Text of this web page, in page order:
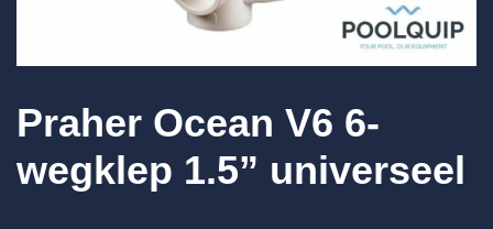
Praher Ocean V6 6-
wegklep 1.5” universeel